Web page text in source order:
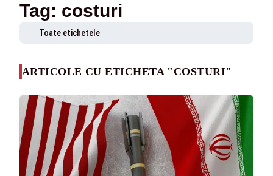
Tag: costuri
Toate etichetele
ARTICOLE CU ETICHETA "COSTURI"